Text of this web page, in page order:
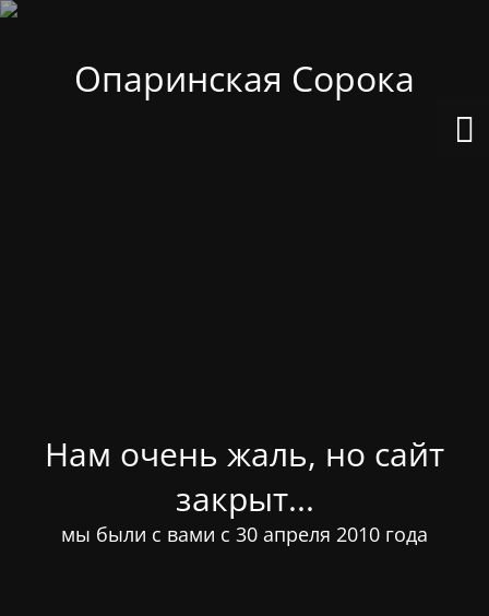
Опаринская Сорока
Нам очень жаль, но сайт
закрыт...
мы были с вами с 30 апреля 2010 года